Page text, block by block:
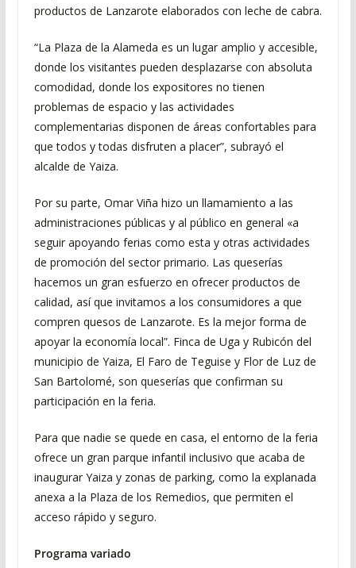
productos de Lanzarote elaborados con leche de cabra.
“La Plaza de la Alameda es un lugar amplio y accesible,
donde los visitantes pueden desplazarse con absoluta
comodidad, donde los expositores no tienen
problemas de espacio y las actividades
complementarias disponen de áreas confortables para
que todos y todas disfruten a placer”, subrayó el
alcalde de Yaiza.
Por su parte, Omar Viña hizo un llamamiento a las
administraciones públicas y al público en general «a
seguir apoyando ferias como esta y otras actividades
de promoción del sector primario. Las queserías
hacemos un gran esfuerzo en ofrecer productos de
calidad, así que invitamos a los consumidores a que
compren quesos de Lanzarote. Es la mejor forma de
apoyar la economía local”. Finca de Uga y Rubicón del
municipio de Yaiza, El Faro de Teguise y Flor de Luz de
San Bartolomé, son queserías que confirman su
participación en la feria.
Para que nadie se quede en casa, el entorno de la feria
ofrece un gran parque infantil inclusivo que acaba de
inaugurar Yaiza y zonas de parking, como la explanada
anexa a la Plaza de los Remedios, que permiten el
acceso rápido y seguro.
Programa variado